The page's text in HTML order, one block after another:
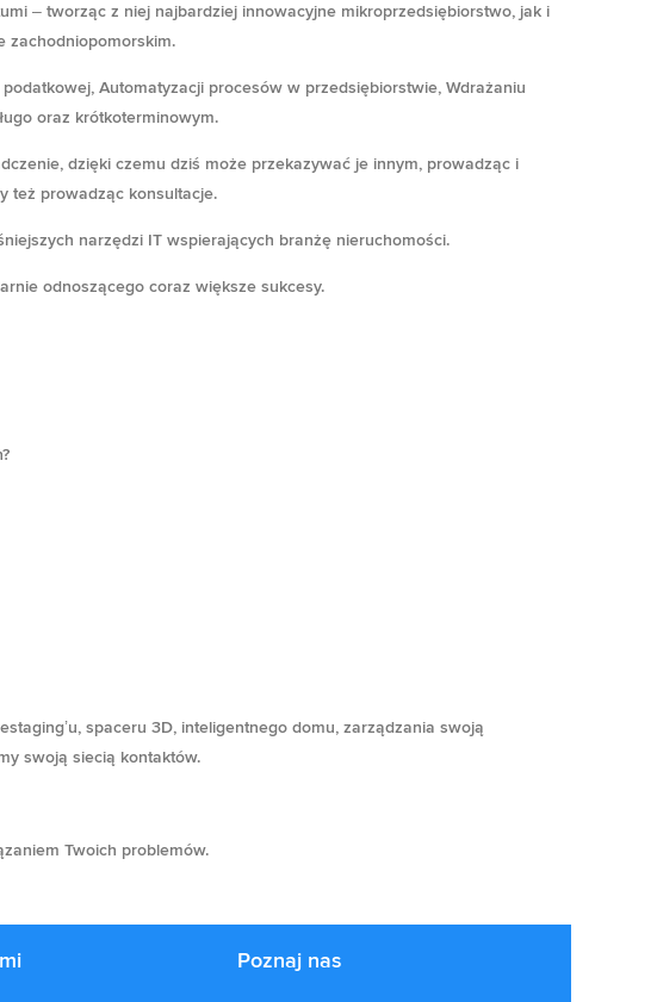
– tworząc z niej najbardziej innowacyjne mikroprzedsiębiorstwo, jak i
zachodniopomorskim.
Automatyzacji procesów w przedsiębiorstwie, Wdrażaniu
oraz krótkoterminowym.
dzięki czemu dziś może przekazywać je innym, prowadząc i
też prowadząc konsultacje.
narzędzi IT wspierających branżę nieruchomości.
odnoszącego coraz większe sukcesy.
spaceru 3D, inteligentnego domu, zarządzania swoją
swoją siecią kontaktów.
Twoich problemów.
Poznaj nas